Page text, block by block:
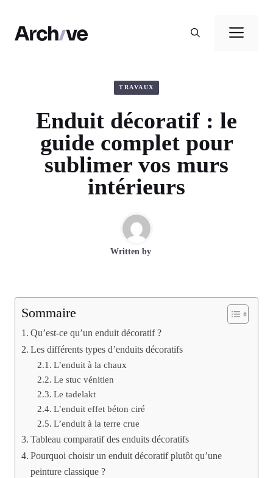
contenu
TRAVAUX
Enduit décoratif : le
guide complet pour
sublimer vos murs
intérieurs
Written by
Sommaire
Qu’est-ce qu’un enduit décoratif ?
Les différents types d’enduits décoratifs
L’enduit à la chaux
Le stuc vénitien
Le tadelakt
L’enduit effet béton ciré
L’enduit à la terre crue
Tableau comparatif des enduits décoratifs
Pourquoi choisir un enduit décoratif plutôt qu’une
peinture classique ?